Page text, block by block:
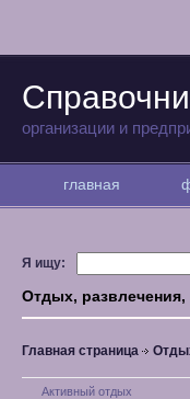
организации и
главная
Я ищу:
Отдых,
Главная страница
Активный отдых